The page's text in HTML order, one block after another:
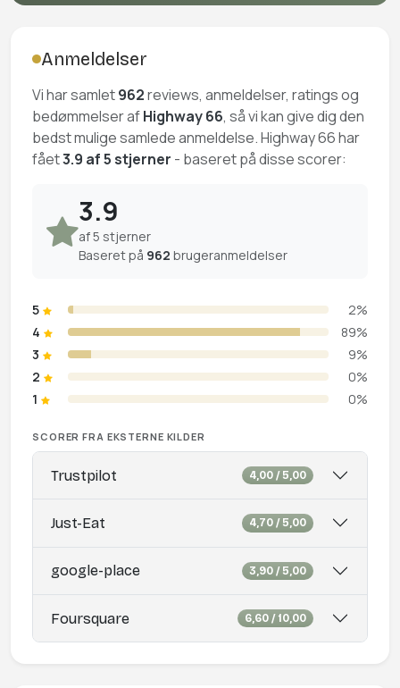
Anmeldelser
Vi har samlet962reviews, anmeldelser, ratings og
bedømmelser afHighway 66, så vi kan give dig den
bedst mulige samlede anmeldelse. Highway 66 har
fået3.9 af 5 stjerner - baseret på disse scorer:
3.9
af 5 stjerner
Baseret på 962 brugeranmeldelser
5
2%
4
89%
3
9%
2
0%
1
0%
SCORER FRA EKSTERNE KILDER
Trustpilot 4,00 / 5,00
Just-Eat 4,70 / 5,00
google-place 3,90 / 5,00
Foursquare 6,60 / 10,00